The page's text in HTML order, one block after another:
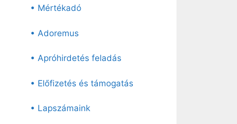
• Mértékadó
• Adoremus
• Apróhirdetés feladás
• Előfizetés és támogatás
• Lapszámaink